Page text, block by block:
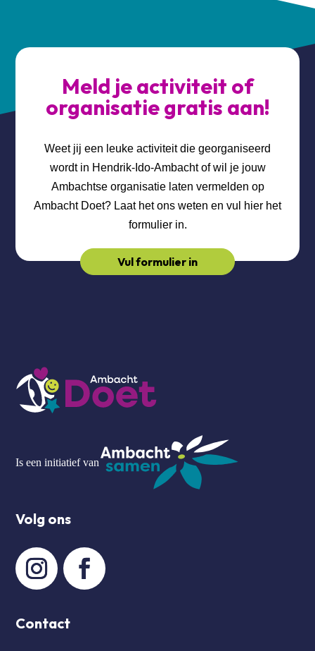
Meld je activiteit of
organisatie gratis aan!
Weet jij een leuke activiteit die georganiseerd
wordt in Hendrik-Ido-Ambacht of wil je jouw
Ambachtse organisatie laten vermelden op
Ambacht Doet? Laat het ons weten en vul hier het
formulier in.
Vul formulier in
Is een initiatief van
Volg ons
Contact